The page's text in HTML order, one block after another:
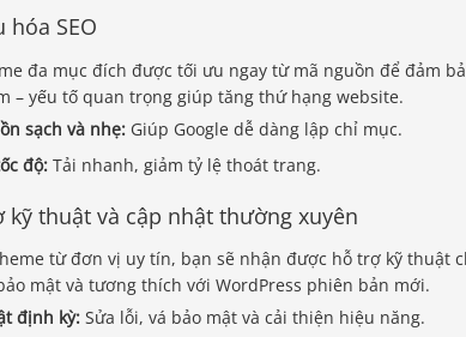
hóa SEO
đa mục đích được tối ưu ngay từ mã nguồn để đảm
– yếu tố quan trọng giúp tăng thứ hạng website.
sạch và nhẹ: Giúp Google dễ dàng lập chỉ mục.
độ: Tải nhanh, giảm tỷ lệ thoát trang.
kỹ thuật và cập nhật thường xuyên
từ đơn vị uy tín, bạn sẽ nhận được hỗ trợ kỹ thuật
mật và tương thích với WordPress phiên bản mới.
định kỳ: Sửa lỗi, vá bảo mật và cải thiện hiệu năng.